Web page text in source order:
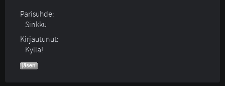
Parisuhde:
Sinkku
Kirjautunut:
Kyllä!